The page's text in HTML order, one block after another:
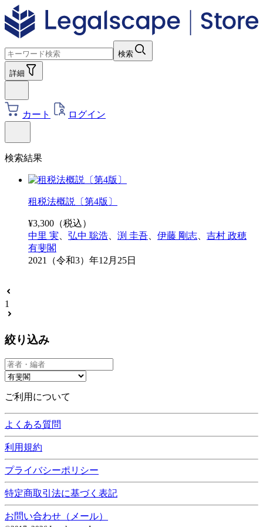
検索
詳細
カート ログイン
検索結果
租税法概説〔第4版〕
¥3,300 （税込）
中里 実
弘中 聡浩 渕 圭吾 伊藤 剛志
吉村 政穂
有斐閣
2021（令和3）年12月25日
1
絞り込み
ご利用について
よくある質問
利用規約
プライバシーポリシー
特定商取引法に基づく表記
お問い合わせ（メール）